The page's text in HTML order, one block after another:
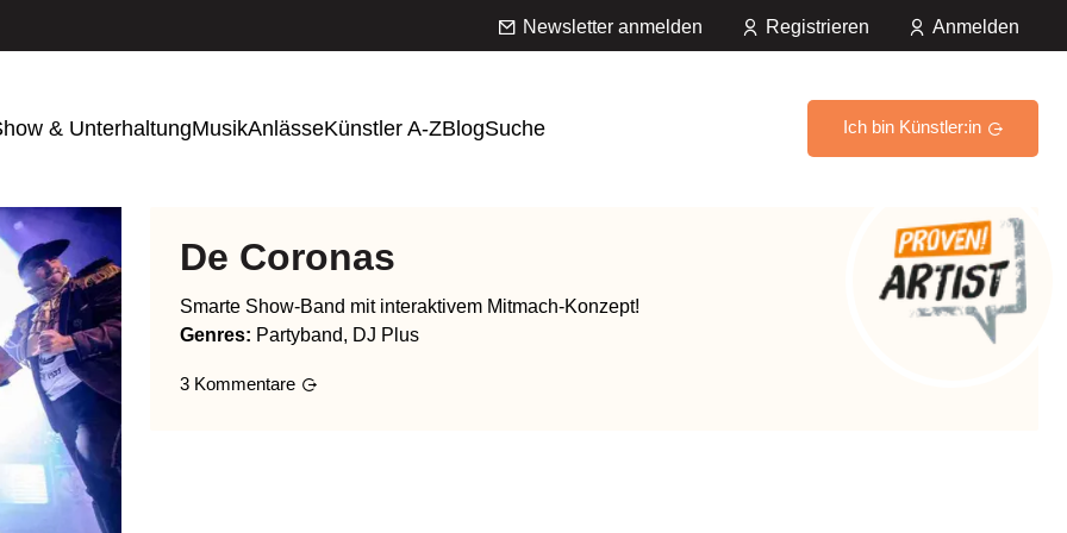
Newsletter anmelden Registrieren Anmelden
& UnterhaltungMusikAnlässeKünstler A-ZBlogSuche Ich bin Künstler:in
De Coronas
Smarte Show-Band mit interaktivem Mitmach-Konzept!
Genres: Partyband, DJ Plus
3 Kommentare